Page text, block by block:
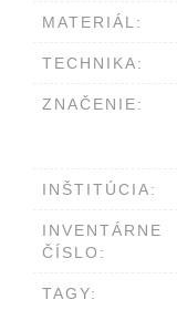
MATERIÁL:
TECHNIKA:
ZNAČENIE:
INŠTITÚCIA:
INVENTÁRNE
ČÍSLO:
TAGY: